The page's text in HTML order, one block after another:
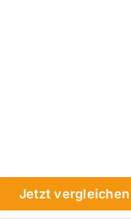
Jetzt vergleichen